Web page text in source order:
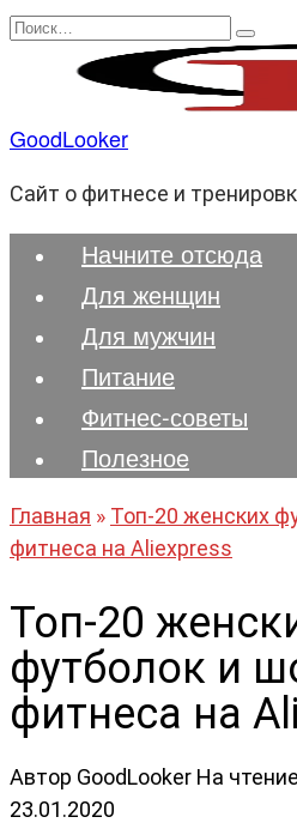
Перейти
содержанию
Search
GoodLooker
Сайт о фитнесе и
Начните отсюда
Для женщин
Для мужчин
Питание
Фитнес-советы
Полезноe
Главная » Топ-20 женских
фитнеса на Aliexpress
Топ-20
футболок и
фитнеса на
Автор GoodLooker На чтение
23.01.2020